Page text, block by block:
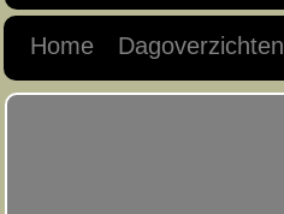
Home Dagoverzichten